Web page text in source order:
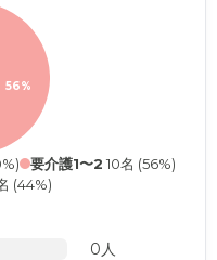
56%
要介護1〜2 10名 (56%)
(44%)
0人